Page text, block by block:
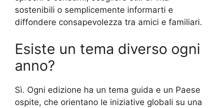
sostenibili o semplicemente informarti e
diffondere consapevolezza tra amici e familiari.
Esiste un tema diverso ogni
anno?
Sì. Ogni edizione ha un tema guida e un Paese
ospite, che orientano le iniziative globali su una